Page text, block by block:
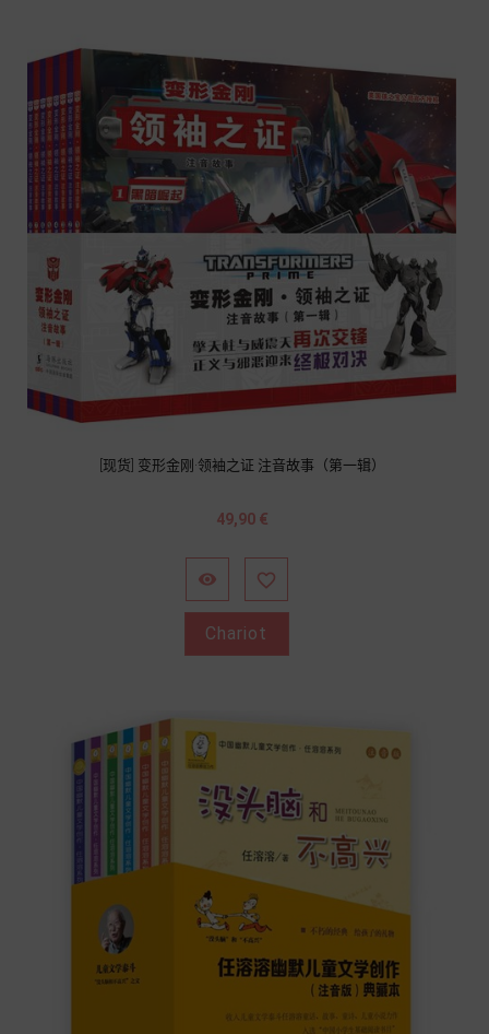
[现货] 变形金刚·领袖之证 注音故事（第一辑）
Prix
49,90 €
 
Chariot